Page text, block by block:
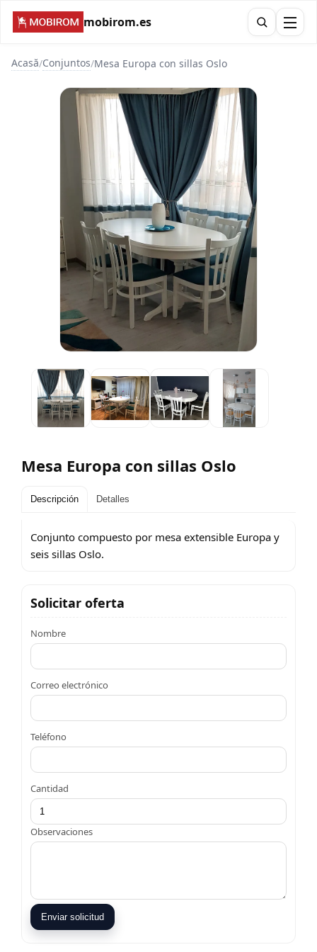
mobirom.es
Acasă/Conjuntos/Mesa Europa con sillas Oslo
Mesa Europa con sillas Oslo
Descripción Detalles
Conjunto compuesto por mesa extensible Europa y
seis sillas Oslo.
Solicitar oferta
Nombre
Correo electrónico
Teléfono
Cantidad
Observaciones
Enviar solicitud